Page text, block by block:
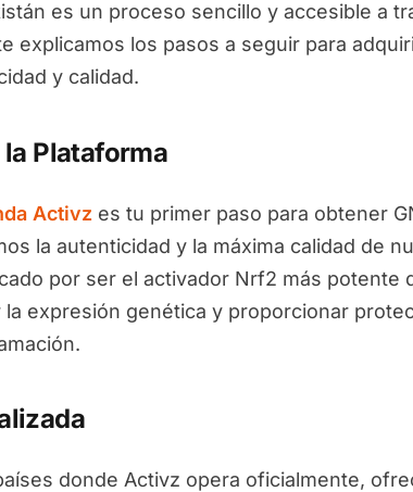
es un proceso sencillo y accesible a
explicamos los pasos a seguir para
y calidad.
Plataforma
Activz es tu primer paso para obtener
la autenticidad y la máxima calidad de
por ser el activador Nrf2 más potente
la expresión genética y proporcionar
donde Activz opera oficialmente,